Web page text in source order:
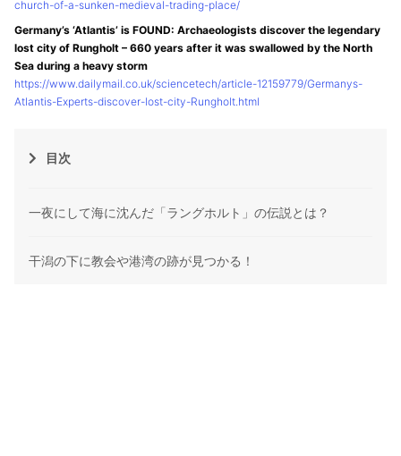
church-of-a-sunken-medieval-trading-place/
Germany’s ‘Atlantis’ is FOUND: Archaeologists discover the legendary
lost city of Rungholt – 660 years after it was swallowed by the North
Sea during a heavy storm
https://www.dailymail.co.uk/sciencetech/article-12159779/Germanys-
Atlantis-Experts-discover-lost-city-Rungholt.html
目次
一夜にして海に沈んだ「ラングホルト」の伝説とは？
干潟の下に教会や港湾の跡が見つかる！